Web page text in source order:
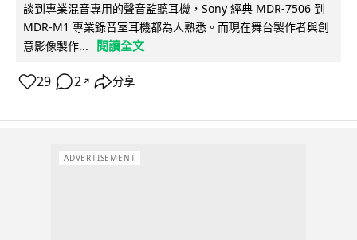
談到專業混音專用的聲音監聽耳機，Sony 經典 MDR-7506 到
MDR-M1 專業錄音室耳機都為人熟悉。而現在舞台製作者與創
意影像製作...
閱讀全文
29 2 ↗ 分享
ADVERTISEMENT